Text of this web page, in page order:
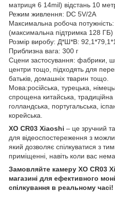
матриця 6 14mil) відстань 10
Режим живлення: DC 5V/2A
Максимальна робоча
(максимальна підтримка 128 ГБ)
Розмір виробу: Д*Ш*В:
Приблизна вага: 300 г
Сцени застосування: фабрики,
центри тощо, підходять для
батьків, домашніх тварин тощо.
Мова:російська, турецька,
спрощена китайська, традиційна
голландська, португальська,
корейська.
XO CR03 Xiaoshi – це зручний
для відеоспостереження з
який дозволяє спілкуватися з
приміщенні, навіть коли вас
Замовляйте камеру XO CR03
магазині для ефективного
спілкування в реальному часі!